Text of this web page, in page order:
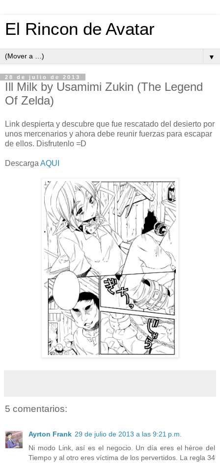
El Rincon de Avatar
▼
28 de julio de 2013
Ill Milk by Usamimi Zukin (The Legend
Of Zelda)
Link despierta y descubre que fue rescatado del desierto por
unos mercenarios y ahora debe reunir fuerzas para escapar
de ellos. Disfrutenlo =D
Descarga AQUI
5 comentarios:
Ayrton Frank 29 de julio de 2013 a las 9:21 p.m.
Ni modo Link, así es el negocio. Un día eres el héroe del
Tiempo y al otro eres víctima de los pervertidos. La regla 34